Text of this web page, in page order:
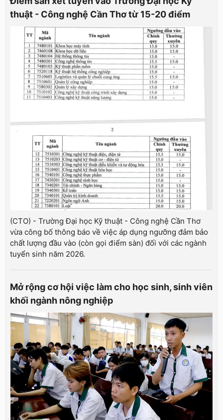
thuật - Công nghệ Cần Thơ từ 15-20 điểm
(CTO) - Trường Đại học Kỹ thuật - Công nghệ Cần Thơ
vừa công bố thông báo về việc áp dụng ngưỡng đảm bảo
chất lượng đầu vào (còn gọi điểm sàn) đối với các ngành
tuyển sinh năm 2026.
Mở rộng cơ hội việc làm cho học sinh, sinh viên
khối ngành nông nghiệp